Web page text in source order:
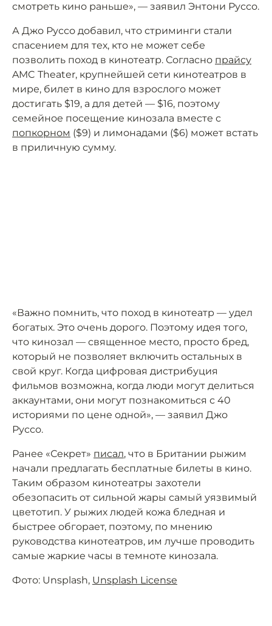
смотреть кино раньше», — заявил Энтони Руссо.
А Джо Руссо добавил, что стриминги стали
спасением для тех, кто не может себе
позволить поход в кинотеатр. Согласно прайсу
AMC Theater, крупнейшей сети кинотеатров в
мире, билет в кино для взрослого может
достигать $19, а для детей — $16, поэтому
семейное посещение кинозала вместе с
попкорном ($9) и лимонадами ($6) может встать
в приличную сумму.
«Важно помнить, что поход в кинотеатр — удел
богатых. Это очень дорого. Поэтому идея того,
что кинозал — священное место, просто бред,
который не позволяет включить остальных в
свой круг. Когда цифровая дистрибуция
фильмов возможна, когда люди могут делиться
аккаунтами, они могут познакомиться с 40
историями по цене одной», — заявил Джо
Руссо.
Ранее «Секрет» писал, что в Британии рыжим
начали предлагать бесплатные билеты в кино.
Таким образом кинотеатры захотели
обезопасить от сильной жары самый уязвимый
цветотип. У рыжих людей кожа бледная и
быстрее обгорает, поэтому, по мнению
руководства кинотеатров, им лучше проводить
самые жаркие часы в темноте кинозала.
Фото: Unsplash, Unsplash License